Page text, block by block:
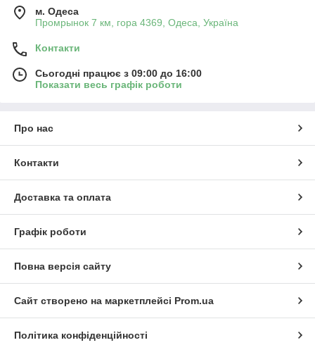
м. Одеса
Промрынок 7 км, гора 4369, Одеса, Україна
Контакти
Сьогодні працює з 09:00 до 16:00
Показати весь графік роботи
Про нас
Контакти
Доставка та оплата
Графік роботи
Повна версія сайту
Сайт створено на маркетплейсі Prom.ua
Політика конфіденційності